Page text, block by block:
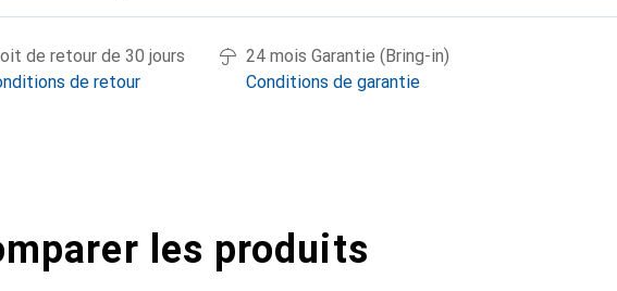
de retour de 30 jours
de retour
24 mois Garantie (Bring-in)
Conditions de garantie
les produits